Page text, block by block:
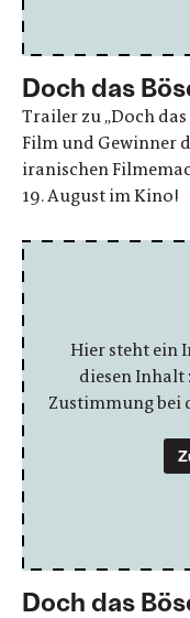
Doch das
Trailer zu „Doch
Film und Gewinner
iranischen
19. August im Kino!
Hier steht ein
diesen Inhalt
Zustimmung bei
Doch das